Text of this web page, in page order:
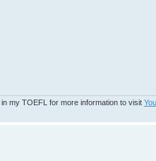
in my TOEFL for more information to visit